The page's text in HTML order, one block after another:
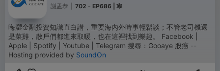
謝孟恭 702 - EP686 | 🕸️
晦澀金融投資知識直白講，重要海內外時事輕鬆談；不管老司機還
是菜雞，散戶們都進來取暖，也在這裡找到樂趣。 Facebook |
Apple | Spotify | Youtube | Telegram 搜尋：Gooaye 股癌 --
Hosting provided by SoundOn